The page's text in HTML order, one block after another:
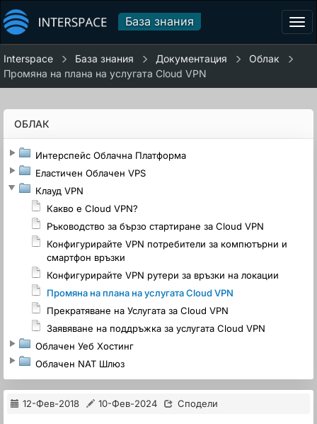
База знания
Interspace База знания Документация
Облак
Промяна на плана на услугата Cloud VPN
ОБЛАК
Интерспейс Облачна Платформа
Еластичен Облачен VPS
Клауд VPN
Какво е Cloud VPN?
Ръководство за бързо стартиране за Cloud VPN
Конфигурирайте VPN потребители за компютърни и
смартфон връзки
Конфигурирайте VPN рутери за връзки на локации
Промяна на плана на услугата Cloud VPN
Прекратяване на Услугата за Cloud VPN
Заявяване на поддръжка за услугата Cloud VPN
Облачен Уеб Хостинг
Облачен NAT Шлюз
12-Фев-2018 10-Фев-2024 Сподели